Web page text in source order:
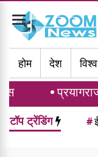
Toggle
navigation
होम
देश विश्व
में राहुल गांधी
टॉप ट्रेंडिंग #